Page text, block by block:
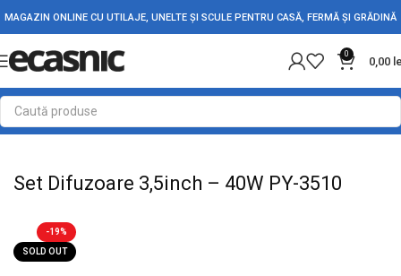
MAGAZIN ONLINE CU UTILAJE, UNELTE ȘI SCULE PENTRU CASĂ, FERMĂ ȘI GRĂDINĂ
0
0,00
Prima pagină Accesorii Auto Difuzoare Auto
Set Difuzoare 3,5inch – 40W PY-3510
-19%
SOLD OUT